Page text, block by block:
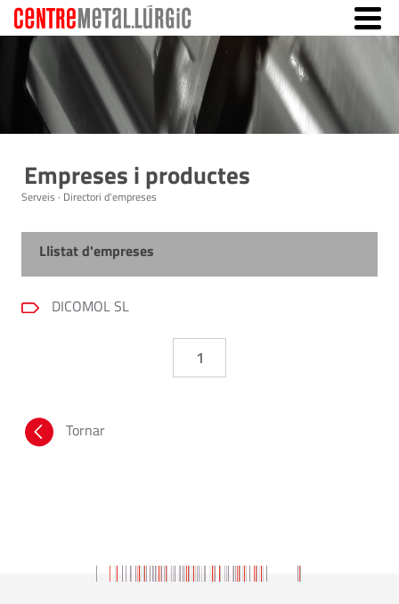
Empreses i productes
Serveis · Directori d'empreses
Llistat d'empreses
DICOMOL SL
1
Tornar